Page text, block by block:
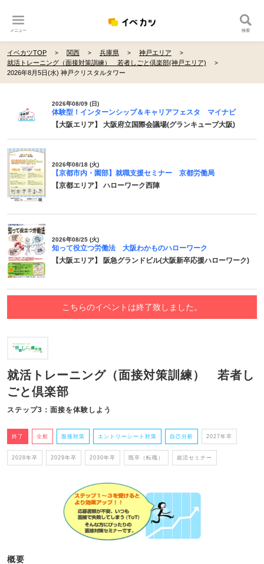
メニュー 検索
イベカツTOP 関西 兵庫県
神戸エリア
就活トレーニング（面接対策訓練） 若者しごと倶楽部(神戸エリア)
2026年8月5日(水) 神戸クリスタルタワー
2026年08/09 (日)
体験型！インターンシップ＆キャリアフェスタ マイナビ
【大阪エリア】 大阪府立国際会議場(グランキューブ大阪)
2026年08/18 (火)
【京都市内・園部】就職支援セミナー 京都労働局
【京都エリア】 ハローワーク西陣
2026年08/25 (火)
知って役立つ労働法 大阪わかものハローワーク
【大阪エリア】 阪急グランドビル(大阪新卒応援ハローワーク)
こちらのイベントは終了致しました。
就活トレーニング（面接対策訓練） 若者し
ごと倶楽部
ステップ3：面接を体験しよう
終了 全般 面接対策 エントリーシート対策 自己分析 2027年卒
2028年卒 2029年卒 2030年卒 既卒（転職） 就活セミナー
概要